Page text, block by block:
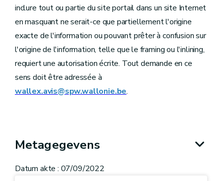
inclure tout ou partie du site portail dans un site Internet
en masquant ne serait-ce que partiellement l'origine
exacte de l'information ou pouvant prêter à confusion sur
l'origine de l'information, telle que le framing ou l'inlining,
requiert une autorisation écrite. Tout demande en ce
sens doit être adressée à
wallex.avis@spw.wallonie.be.
Metagegevens
Datum akte : 07/09/2022